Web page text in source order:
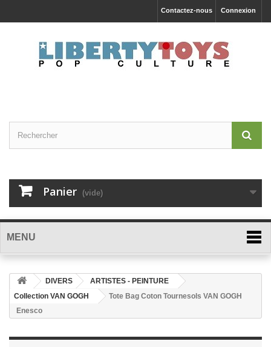
Connexion
Contactez-nous
Panier (vide)
MENU
DIVERS
ARTISTES - PEINTURE
Collection VAN GOGH
Tote Bag Coton Tournesols VAN GOGH
Enesco